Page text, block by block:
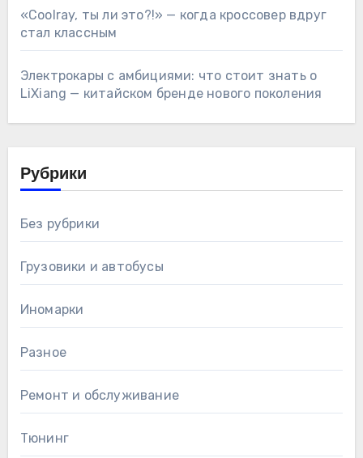
«Coolray, ты ли это?!» — когда кроссовер вдруг
стал классным
Электрокары с амбициями: что стоит знать о
LiXiang — китайском бренде нового поколения
Рубрики
Без рубрики
Грузовики и автобусы
Иномарки
Разное
Ремонт и обслуживание
Тюнинг